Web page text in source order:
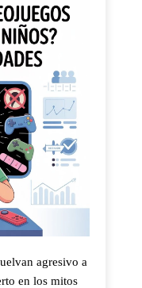
agresivo a
en los mitos